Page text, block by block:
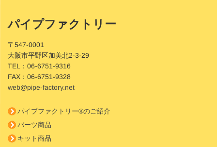
Site
Footer
パイプファクトリー
〒547-0001
大阪市平野区加美北2-3-29
TEL：06-6751-9316
FAX：06-6751-9328
web@pipe-factory.net
パイプファクトリー®のご紹介
パーツ商品
キット商品